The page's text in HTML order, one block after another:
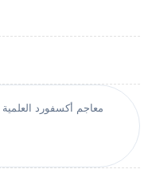
معاجم أكسفورد